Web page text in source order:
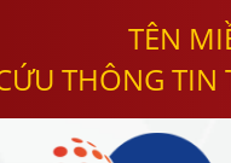
TÊN
THÔNG TIN